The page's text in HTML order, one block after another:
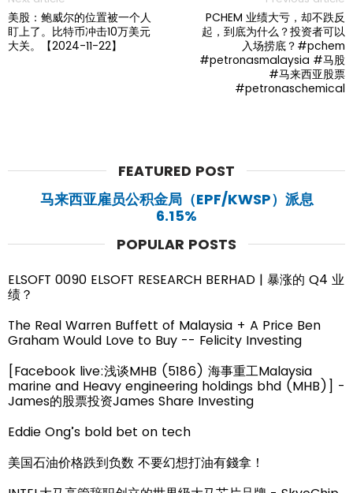
美股：鲍威尔的位置被一个人
盯上了。比特币冲击10万美元
大关。【2024-11-22】
PCHEM 业绩大亏，却不跌反
起，到底为什么？投资者可以
入场捞底？#pchem
#petronasmalaysia #马股
#马来西亚股票
#petronaschemical
FEATURED POST
马来西亚雇员公积金局（EPF/KWSP）派息
6.15%
POPULAR POSTS
ELSOFT 0090 ELSOFT RESEARCH BERHAD | 暴涨的 Q4 业
绩？
The Real Warren Buffett of Malaysia + A Price Ben
Graham Would Love to Buy -- Felicity Investing
[Facebook live:浅谈MHB (5186) 海事重工Malaysia
marine and Heavy engineering holdings bhd (MHB)] -
James的股票投资James Share Investing
Eddie Ong’s bold bet on tech
美国石油价格跌到负数 不要幻想打油有錢拿！